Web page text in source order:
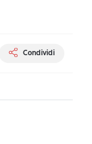
Condividi